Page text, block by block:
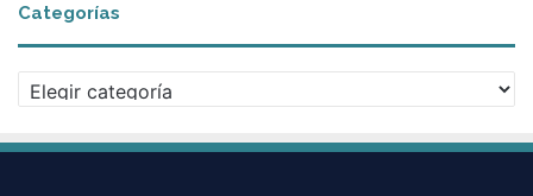
h
i
Categorías
a
e